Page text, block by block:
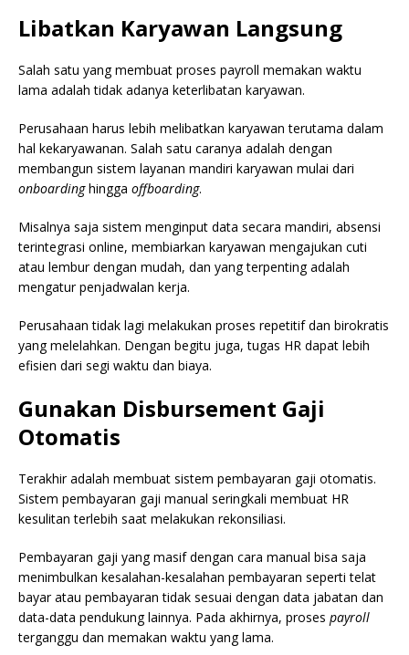
Libatkan Karyawan Langsung
Salah satu yang membuat proses payroll memakan waktu
lama adalah tidak adanya keterlibatan karyawan.
Perusahaan harus lebih melibatkan karyawan terutama dalam
hal kekaryawanan. Salah satu caranya adalah dengan
membangun sistem layanan mandiri karyawan mulai dari
onboardinghingga offboarding.
Misalnya saja sistem menginput data secara mandiri, absensi
terintegrasi online, membiarkan karyawan mengajukan cuti
atau lembur dengan mudah, dan yang terpenting adalah
mengatur penjadwalan kerja.
Perusahaan tidak lagi melakukan proses repetitif dan birokratis
yang melelahkan. Dengan begitu juga, tugas HR dapat lebih
efisien dari segi waktu dan biaya.
Gunakan Disbursement Gaji
Otomatis
Terakhir adalah membuat sistem pembayaran gaji otomatis.
Sistem pembayaran gaji manual seringkali membuat HR
kesulitan terlebih saat melakukan rekonsiliasi.
Pembayaran gaji yang masif dengan cara manual bisa saja
menimbulkan kesalahan-kesalahan pembayaran seperti telat
bayar atau pembayaran tidak sesuai dengan data jabatan dan
data-data pendukung lainnya. Pada akhirnya, proses payroll
terganggu dan memakan waktu yang lama.